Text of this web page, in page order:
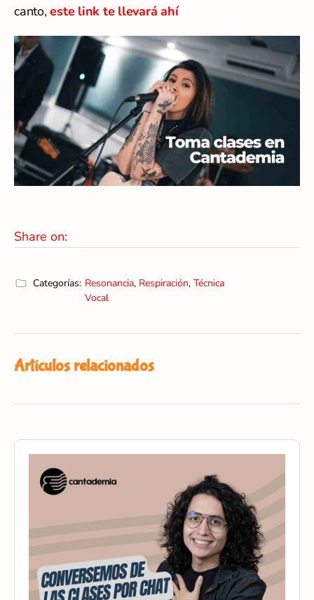
canto,este link te llevará ahí
Share on:
Categorías: Resonancia, Respiración, Técnica
Vocal
Artículos relacionados